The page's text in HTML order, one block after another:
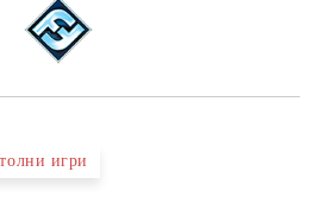
игри